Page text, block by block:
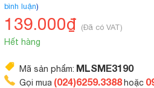
bình luận)
139.000₫ (Đã có VAT)
Hết hàng
Mã sản phẩm: MLSME3190
Gọi mua (024)6259.3388 hoặc